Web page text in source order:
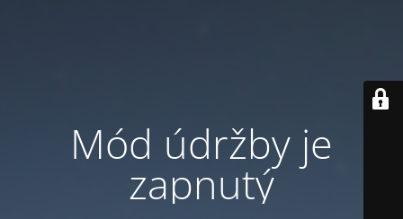
Mód údržby je
zapnutý